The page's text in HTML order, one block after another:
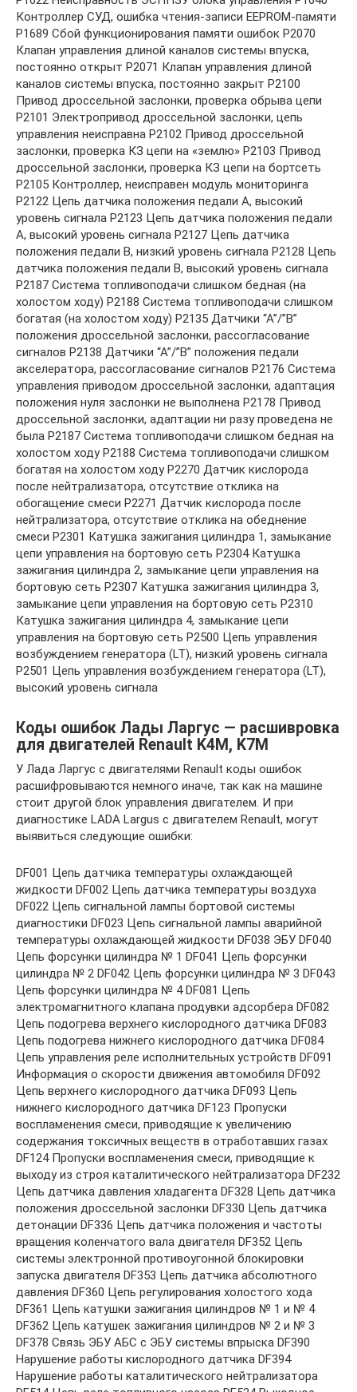
Коды ошибок Лады Ларгус — расшивровка
для двигателей Renault K4M, K7M
У Лада Ларгус с двигателями Renault коды ошибок
расшифровываются немного иначе, так как на машине
стоит другой блок управления двигателем. И при
диагностике LADA Largus с двигателем Renault, могут
выявиться следующие ошибки:
DF001 Цепь датчика температуры охлаждающей
жидкости DF002 Цепь датчика температуры воздуха
DF022 Цепь сигнальной лампы бортовой системы
диагностики DF023 Цепь сигнальной лампы аварийной
температуры охлаждающей жидкости DF038 ЭБУ DF040
Цепь форсунки цилиндра № 1 DF041 Цепь форсунки
цилиндра № 2 DF042 Цепь форсунки цилиндра № 3 DF043
Цепь форсунки цилиндра № 4 DF081 Цепь
электромагнитного клапана продувки адсорбера DF082
Цепь подогрева верхнего кислородного датчика DF083
Цепь подогрева нижнего кислородного датчика DF084
Цепь управления реле исполнительных устройств DF091
Информация о скорости движения автомобиля DF092
Цепь верхнего кислородного датчика DF093 Цепь
нижнего кислородного датчика DF123 Пропуски
воспламенения смеси, приводящие к увеличению
содержания токсичных веществ в отработавших газах
DF124 Пропуски воспламенения смеси, приводящие к
выходу из строя каталитического нейтрализатора DF232
Цепь датчика давления хладагента DF328 Цепь датчика
положения дроссельной заслонки DF330 Цепь датчика
детонации DF336 Цепь датчика положения и частоты
вращения коленчатого вала двигателя DF352 Цепь
системы электронной противоугонной блокировки
запуска двигателя DF353 Цепь датчика абсолютного
давления DF360 Цепь регулирования холостого хода
DF361 Цепь катушки зажигания цилиндров № 1 и № 4
DF362 Цепь катушек зажигания цилиндров № 2 и № 3
DF378 Связь ЭБУ АБС с ЭБУ системы впрыска DF390
Нарушение работы кислородного датчика DF394
Нарушение работы каталитического нейтрализатора